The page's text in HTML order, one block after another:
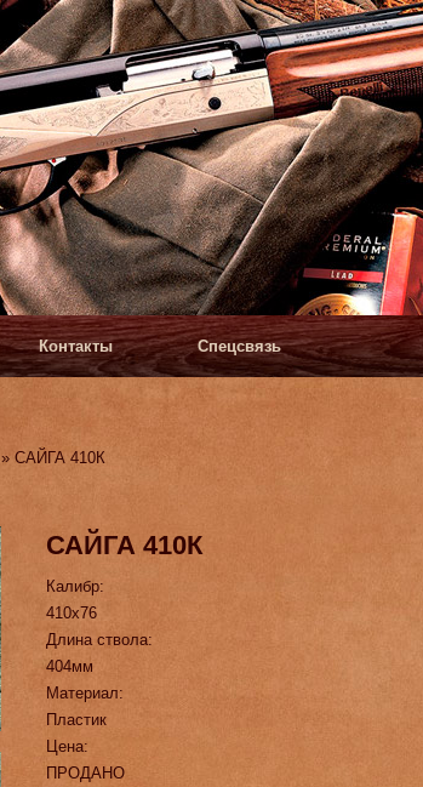
Контакты Спецсвязь
» САЙГА 410К
САЙГА 410К
Калибр:
410х76
Длина ствола:
404мм
Материал:
Пластик
Цена:
ПРОДАНО